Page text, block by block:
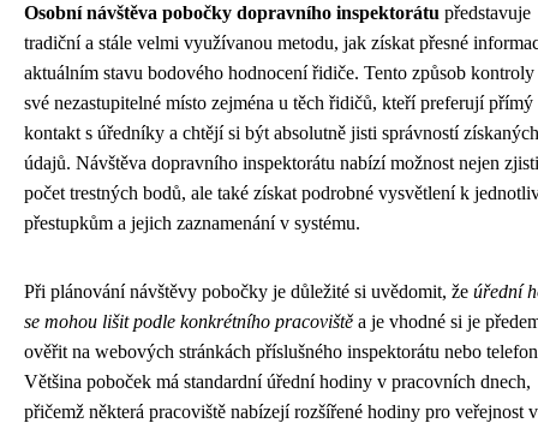
Osobní návštěva pobočky dopravního inspektorátu představuje
tradiční a stále velmi využívanou metodu, jak získat přesné
aktuálním stavu bodového hodnocení řidiče. Tento způsob kontroly
své nezastupitelné místo zejména u těch řidičů, kteří preferují přímý
kontakt s úředníky a chtějí si být absolutně jisti správností získaných
údajů. Návštěva dopravního inspektorátu nabízí možnost nejen
počet trestných bodů, ale také získat podrobné vysvětlení k
přestupkům a jejich zaznamenání v systému.
Při plánování návštěvy pobočky je důležité si uvědomit, že úřední
se mohou lišit podle konkrétního pracoviště a je vhodné si je
ověřit na webových stránkách příslušného inspektorátu nebo
Většina poboček má standardní úřední hodiny v pracovních dnech,
přičemž některá pracoviště nabízejí rozšířené hodiny pro veřejnost v